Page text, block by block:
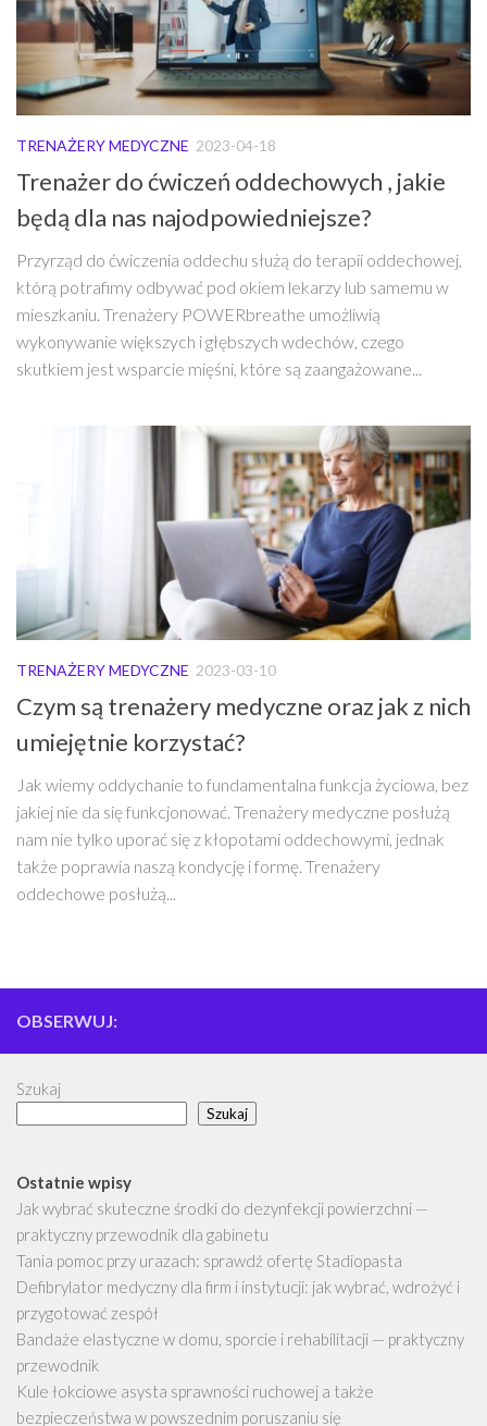
TRENAŻERY MEDYCZNE 2023-04-18
Trenażer do ćwiczeń oddechowych , jakie
będą dla nas najodpowiedniejsze?
Przyrząd do ćwiczenia oddechu służą do terapii oddechowej,
którą potrafimy odbywać pod okiem lekarzy lub samemu w
mieszkaniu. Trenażery POWERbreathe umożliwią
wykonywanie większych i głębszych wdechów, czego
skutkiem jest wsparcie mięśni, które są zaangażowane...
TRENAŻERY MEDYCZNE 2023-03-10
Czym są trenażery medyczne oraz jak z nich
umiejętnie korzystać?
Jak wiemy oddychanie to fundamentalna funkcja życiowa, bez
jakiej nie da się funkcjonować. Trenażery medyczne posłużą
nam nie tylko uporać się z kłopotami oddechowymi, jednak
także poprawia naszą kondycję i formę. Trenażery
oddechowe posłużą...
OBSERWUJ:
Szukaj
Szukaj
Ostatnie wpisy
Jak wybrać skuteczne środki do dezynfekcji powierzchni —
praktyczny przewodnik dla gabinetu
Tania pomoc przy urazach: sprawdź ofertę Stadiopasta
Defibrylator medyczny dla firm i instytucji: jak wybrać, wdrożyć i
przygotować zespół
Bandaże elastyczne w domu, sporcie i rehabilitacji — praktyczny
przewodnik
Kule łokciowe asysta sprawności ruchowej a także
bezpieczeństwa w powszednim poruszaniu się